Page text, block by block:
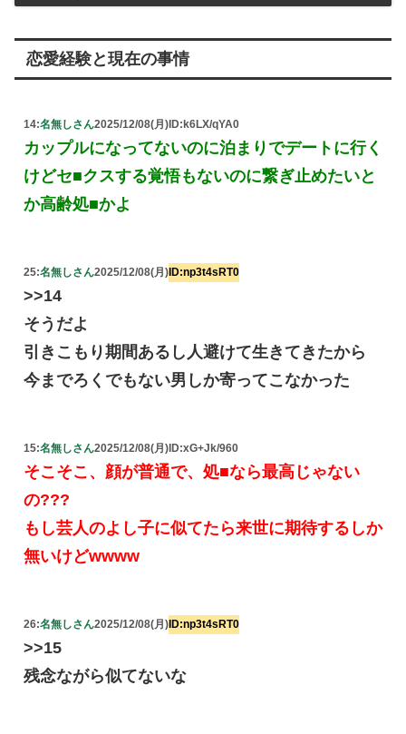
恋愛経験と現在の事情
14:名無しさん2025/12/08(月) ID:k6LX/qYA0
カップルになってないのに泊まりでデートに行く
けどセ■クスする覚悟もないのに繋ぎ止めたいと
か高齢処■かよ
25:名無しさん2025/12/08(月) ID:np3t4sRT0
>>14
そうだよ
引きこもり期間あるし人避けて生きてきたから
今までろくでもない男しか寄ってこなかった
15:名無しさん2025/12/08(月) ID:xG+Jk/960
そこそこ、顔が普通で、処■なら最高じゃない
の???
もし芸人のよし子に似てたら来世に期待するしか
無いけどwwww
26:名無しさん2025/12/08(月)ID:np3t4sRT0
>>15
残念ながら似てないな